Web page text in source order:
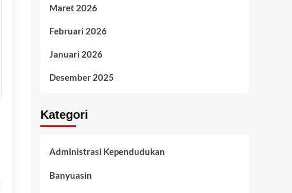
Maret 2026
Februari 2026
Januari 2026
Desember 2025
Kategori
Administrasi Kependudukan
Banyuasin